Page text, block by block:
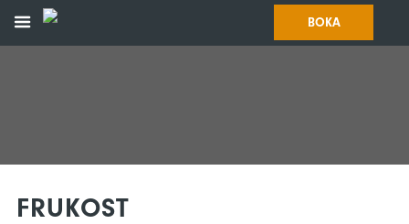
BOKA
FRUKOST